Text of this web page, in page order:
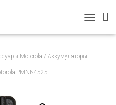
O
Motorola / Аккумуляторы
PMNN4525